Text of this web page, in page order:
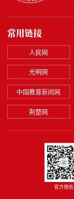
常用链接
人民网
光明网
中国教育新闻网
荆楚网
官方微信